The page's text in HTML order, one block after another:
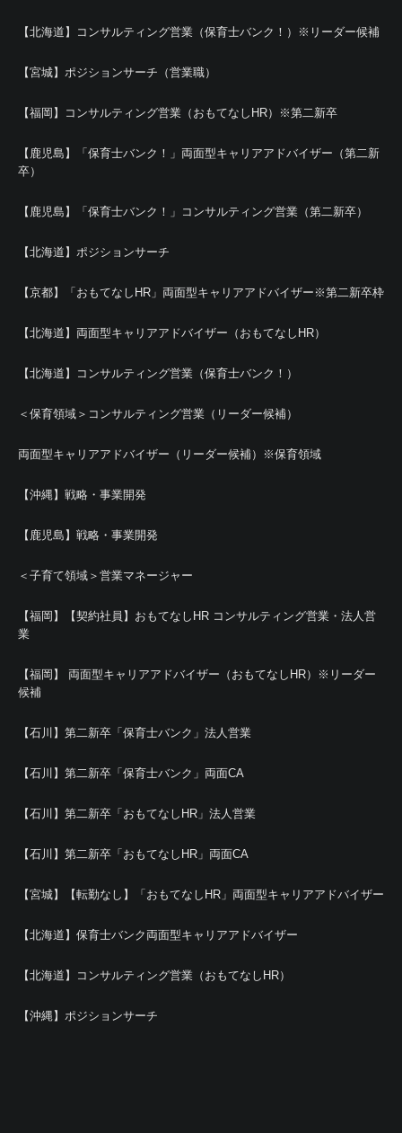
【北海道】コンサルティング営業（保育士バンク！）※リーダー候補
【宮城】ポジションサーチ（営業職）
【福岡】コンサルティング営業（おもてなしHR）※第二新卒
【鹿児島】「保育士バンク！」両面型キャリアアドバイザー（第二新
卒）
【鹿児島】「保育士バンク！」コンサルティング営業（第二新卒）
【北海道】ポジションサーチ
【京都】「おもてなしHR」両面型キャリアアドバイザー※第二新卒枠
【北海道】両面型キャリアアドバイザー（おもてなしHR）
【北海道】コンサルティング営業（保育士バンク！）
＜保育領域＞コンサルティング営業（リーダー候補）
両面型キャリアアドバイザー（リーダー候補）※保育領域
【沖縄】戦略・事業開発
【鹿児島】戦略・事業開発
＜子育て領域＞営業マネージャー
【福岡】【契約社員】おもてなしHR コンサルティング営業・法人営
業
【福岡】 両面型キャリアアドバイザー（おもてなしHR）※リーダー
候補
【石川】第二新卒「保育士バンク」法人営業
【石川】第二新卒「保育士バンク」両面CA
【石川】第二新卒「おもてなしHR」法人営業
【石川】第二新卒「おもてなしHR」両面CA
【宮城】【転勤なし】「おもてなしHR」両面型キャリアアドバイザー
【北海道】保育士バンク両面型キャリアアドバイザー
【北海道】コンサルティング営業（おもてなしHR）
【沖縄】ポジションサーチ